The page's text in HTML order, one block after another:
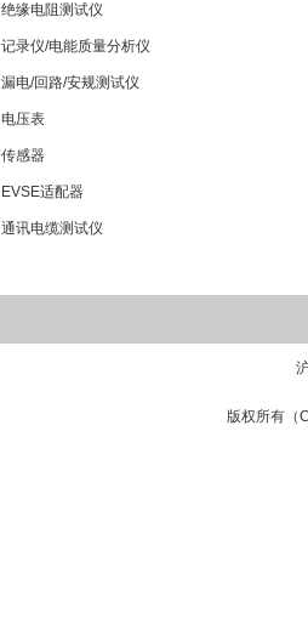
绝缘电阻测试仪
记录仪/电能质量分析仪
漏电/回路/安规测试仪
电压表
传感器
EVSE适配器
通讯电缆测试仪
版权所有（